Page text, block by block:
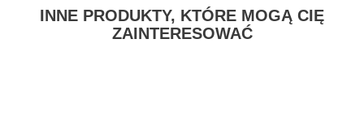
INNE PRODUKTY, KTÓRE MOGĄ CIĘ
ZAINTERESOWAĆ